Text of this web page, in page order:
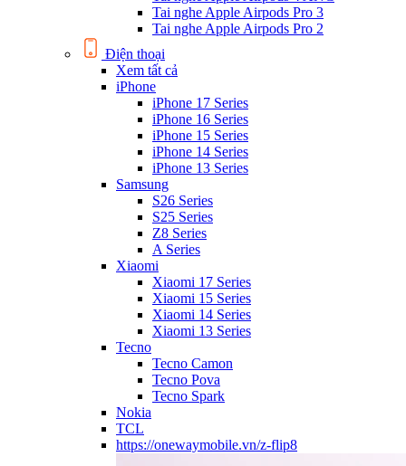
Tai nghe Apple Airpods Pro 3
Tai nghe Apple Airpods Pro 2
Điện thoại
Xem tất cả
iPhone
iPhone 17 Series
iPhone 16 Series
iPhone 15 Series
iPhone 14 Series
iPhone 13 Series
Samsung
S26 Series
S25 Series
Z8 Series
A Series
Xiaomi
Xiaomi 17 Series
Xiaomi 15 Series
Xiaomi 14 Series
Xiaomi 13 Series
Tecno
Tecno Camon
Tecno Pova
Tecno Spark
Nokia
TCL
https://onewaymobile.vn/z-flip8